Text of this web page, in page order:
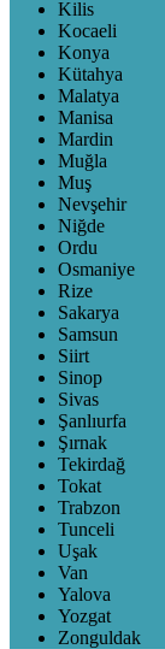
Kilis
Kocaeli
Konya
Kütahya
Malatya
Manisa
Mardin
Muğla
Muş
Nevşehir
Niğde
Ordu
Osmaniye
Rize
Sakarya
Samsun
Siirt
Sinop
Sivas
Şanlıurfa
Şırnak
Tekirdağ
Tokat
Trabzon
Tunceli
Uşak
Van
Yalova
Yozgat
Zonguldak